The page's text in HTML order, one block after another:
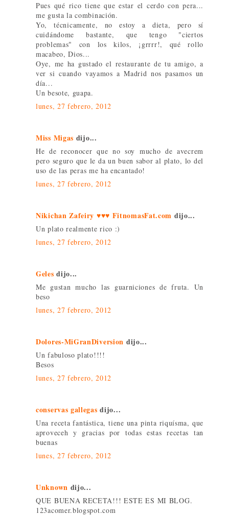
Pues qué rico tiene que estar el cerdo con pera...
me gusta la combinación.
Yo, técnicamente, no estoy a dieta, pero sí
cuidándome bastante, que tengo "ciertos
problemas" con los kilos, ¡grrrr!, qué rollo
macabeo, Dios...
Oye, me ha gustado el restaurante de tu amigo, a
ver si cuando vayamos a Madrid nos pasamos un
día...
Un besote, guapa.
lunes, 27 febrero, 2012
Miss Migas dijo...
He de reconocer que no soy mucho de avecrem
pero seguro que le da un buen sabor al plato, lo del
uso de las peras me ha encantado!
lunes, 27 febrero, 2012
Nikichan Zafeiry ♥♥♥ FitnomasFat.com dijo...
Un plato realmente rico :)
lunes, 27 febrero, 2012
Geles dijo...
Me gustan mucho las guarniciones de fruta. Un
beso
lunes, 27 febrero, 2012
Dolores-MiGranDiversion dijo...
Un fabuloso plato!!!!
Besos
lunes, 27 febrero, 2012
conservas gallegas dijo...
Una receta fantástica, tiene una pinta riquísma, que
aproveceh y gracias por todas estas recetas tan
buenas
lunes, 27 febrero, 2012
Unknown dijo...
QUE BUENA RECETA!!! ESTE ES MI BLOG.
123acomer.blogspot.com